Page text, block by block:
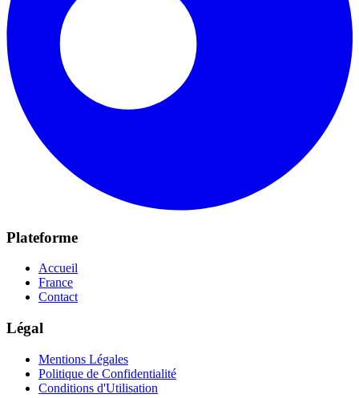
Plateforme
Accueil
France
Contact
Légal
Mentions Légales
Politique de Confidentialité
Conditions d'Utilisation